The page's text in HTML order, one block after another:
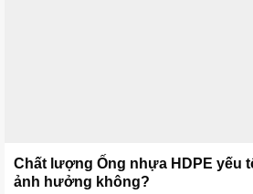
Chất lượng Ống nhựa HDPE yếu
ảnh hưởng không?